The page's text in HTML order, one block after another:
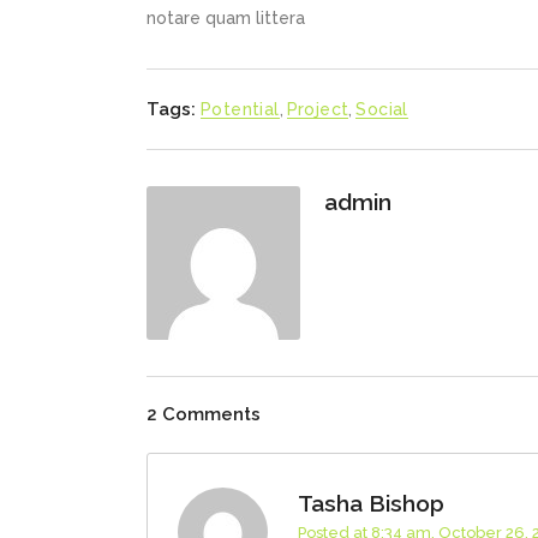
notare quam littera
Tags: Potential Project Social
admin
2 Comments
Tasha Bishop
Posted at 8:34 am, October 26,